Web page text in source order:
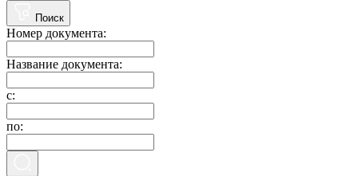
Поиск
Номер документа:
Название документа:
с:
по: